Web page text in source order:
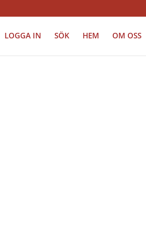
LOGGA IN SÖK HEM OM OSS